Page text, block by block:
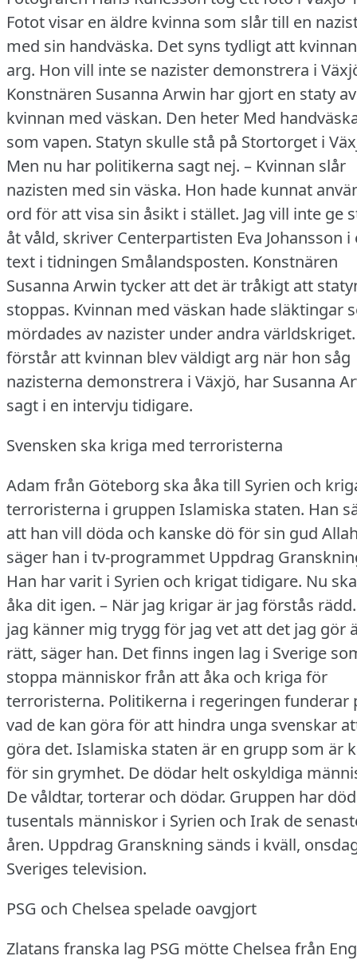
Fotot visar en äldre kvinna som slår till en
med sin handväska. Det syns tydligt att
arg. Hon vill inte se nazister demonstrera i
Konstnären Susanna Arwin har gjort en staty av
kvinnan med väskan. Den heter Med
som vapen. Statyn skulle stå på Stortorget i
Men nu har politikerna sagt nej. – Kvinnan slår
nazisten med sin väska. Hon hade kunnat
ord för att visa sin åsikt i stället. Jag vill inte ge
åt våld, skriver Centerpartisten Eva Johansson i
text i tidningen Smålandsposten. Konstnären
Susanna Arwin tycker att det är tråkigt att
stoppas. Kvinnan med väskan hade släktingar
mördades av nazister under andra världskriget.
förstår att kvinnan blev väldigt arg när hon såg
nazisterna demonstrera i Växjö, har Susanna
sagt i en intervju tidigare.
Svensken ska kriga med terroristerna
Adam från Göteborg ska åka till Syrien och
terroristerna i gruppen Islamiska staten. Han
att han vill döda och kanske dö för sin gud
säger han i tv-programmet Uppdrag
Han har varit i Syrien och krigat tidigare. Nu
åka dit igen. – När jag krigar är jag förstås rädd.
jag känner mig trygg för jag vet att det jag gör
rätt, säger han. Det finns ingen lag i Sverige
stoppa människor från att åka och kriga för
terroristerna. Politikerna i regeringen funderar
vad de kan göra för att hindra unga svenskar
göra det. Islamiska staten är en grupp som är
för sin grymhet. De dödar helt oskyldiga
De våldtar, torterar och dödar. Gruppen har
tusentals människor i Syrien och Irak de
åren. Uppdrag Granskning sänds i kväll,
Sveriges television.
PSG och Chelsea spelade oavgjort
Zlatans franska lag PSG mötte Chelsea från